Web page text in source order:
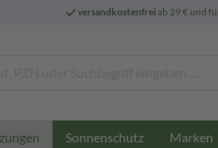
versandkostenfreiab 29 € und
Sonnenschutz Marken